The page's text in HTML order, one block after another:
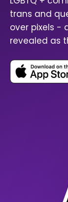
trans and
over pixels -
revealed as